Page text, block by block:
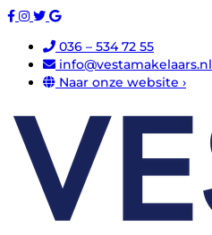
036 – 534 72 55
info@vestamakelaars.nl
Naar onze website ›